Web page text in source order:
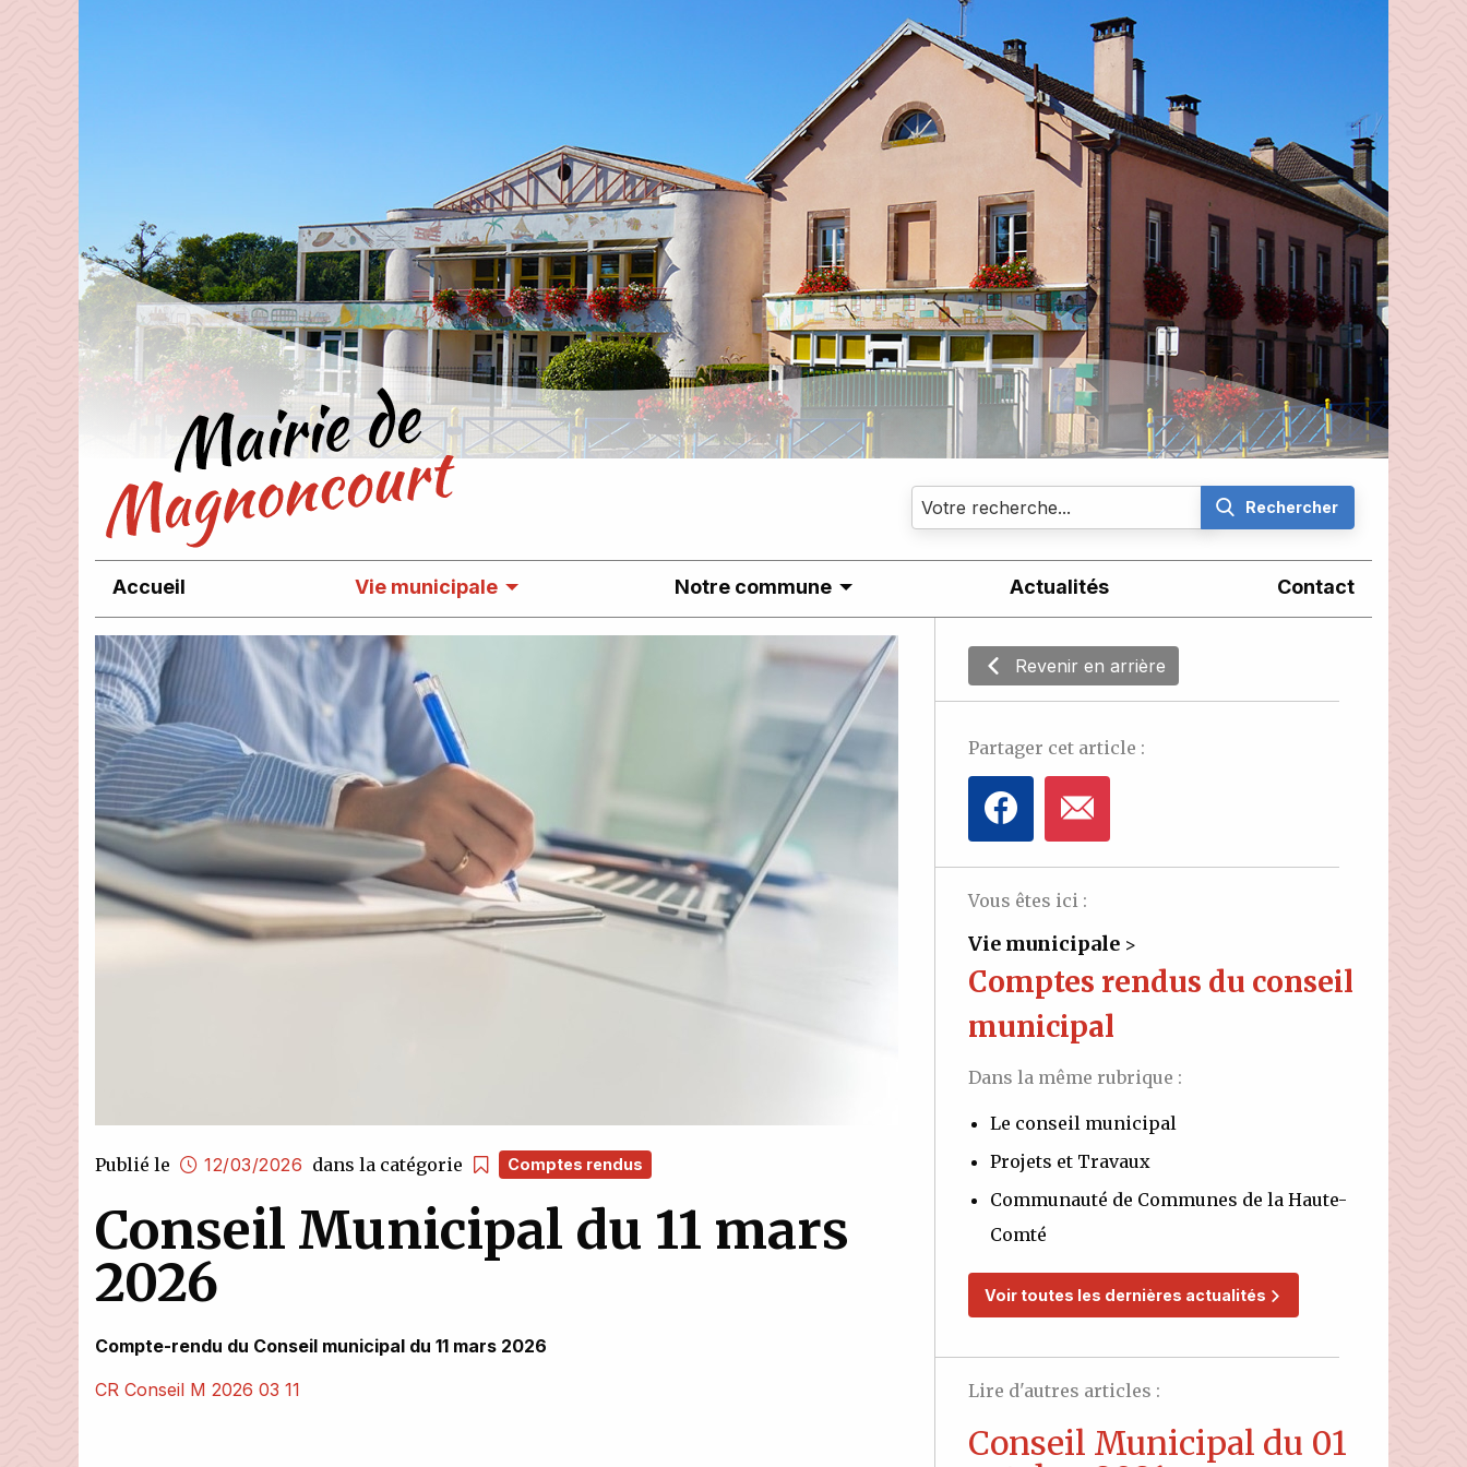
Rechercher
Accueil Vie municipale Notre commune Actualités Contact
Publié le 12/03/2026 dans la catégorie Comptes rendus
Conseil Municipal du 11 mars
2026
Compte-rendu du Conseil municipal du 11 mars 2026
CR Conseil M 2026 03 11
Revenir en arrière
Partager cet article :
Vous êtes ici :
Vie municipale >
Comptes rendus du conseil
municipal
Dans la même rubrique :
Le conseil municipal
Projets et Travaux
Communauté de Communes de la Haute-
Comté
Voir toutes les dernières actualités
Lire d'autres articles :
Conseil Municipal du 01